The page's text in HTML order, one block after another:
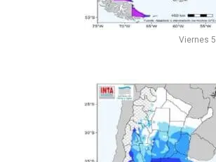
Viernes 5